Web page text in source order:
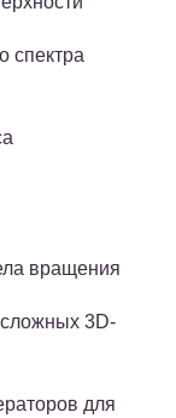
спектра
вращения
3D-
для